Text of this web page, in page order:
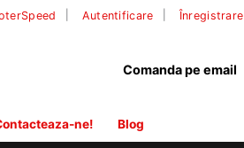
Autentificare Înregistrare
Comanda pe email
ne! Blog